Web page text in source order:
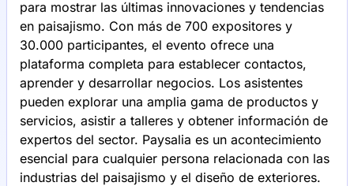
para mostrar las últimas innovaciones y tendencias
en paisajismo. Con más de 700 expositores y
30.000 participantes, el evento ofrece una
plataforma completa para establecer contactos,
aprender y desarrollar negocios. Los asistentes
pueden explorar una amplia gama de productos y
servicios, asistir a talleres y obtener información de
expertos del sector. Paysalia es un acontecimiento
esencial para cualquier persona relacionada con las
industrias del paisajismo y el diseño de exteriores.